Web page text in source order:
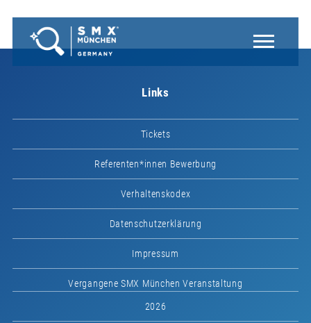
Links
Tickets
Referenten*innen Bewerbung
Verhaltenskodex
Datenschutzerklärung
Impressum
Vergangene SMX München Veranstaltung
2026